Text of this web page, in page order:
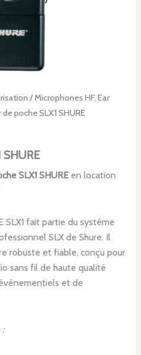
/Microphones HF, Ear
poche SLX1 SHURE
SLX1 SHURE en location
SLX1 fait partie du système
SLX de Shure. Il
robuste et fiable, conçu pour
sans fil de haute qualité
et de